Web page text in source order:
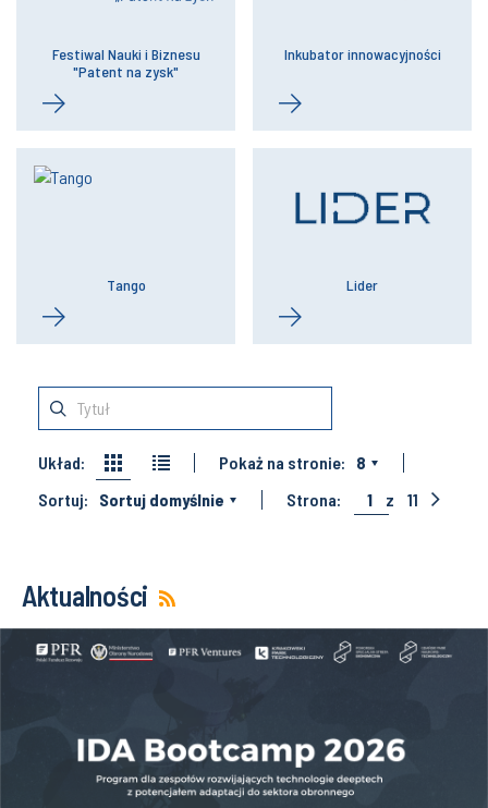
Festiwal Nauki i Biznesu
"Patent na zysk"
Inkubator innowacyjności
Tango Lider
Układ: Pokaż na stronie:
8
Sortuj:
Sortuj domyślnie Strona: 1 z 11
Aktualności